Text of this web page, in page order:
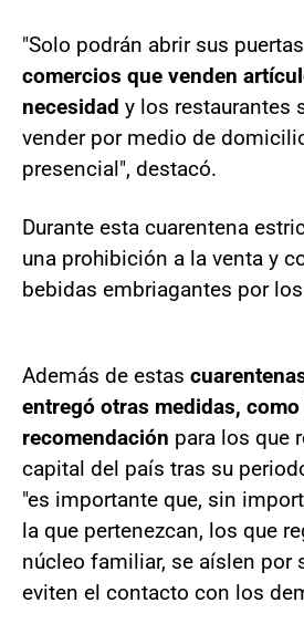
"Solo podrán abrir sus puertas
comercios que venden
necesidad y los restaurantes
vender por medio de
presencial", destacó.
Durante esta cuarentena
una prohibición a la venta y
bebidas embriagantes por
Además de estas
entregó otras medidas, como
recomendación para los que
capital del país tras su
"es importante que, sin
la que pertenezcan, los que
núcleo familiar, se aíslen por
eviten el contacto con los